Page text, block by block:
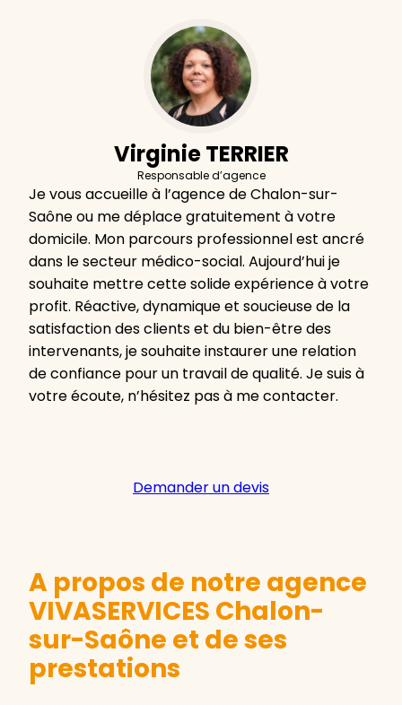
Virginie TERRIER
Responsable d’agence
Je vous accueille à l’agence de Chalon-sur-
Saône ou me déplace gratuitement à votre
domicile. Mon parcours professionnel est ancré
dans le secteur médico-social. Aujourd’hui je
souhaite mettre cette solide expérience à votre
profit. Réactive, dynamique et soucieuse de la
satisfaction des clients et du bien-être des
intervenants, je souhaite instaurer une relation
de confiance pour un travail de qualité. Je suis à
votre écoute, n’hésitez pas à me contacter.
Demander un devis
A propos de notre agence
VIVASERVICES Chalon-
sur-Saône et de ses
prestations